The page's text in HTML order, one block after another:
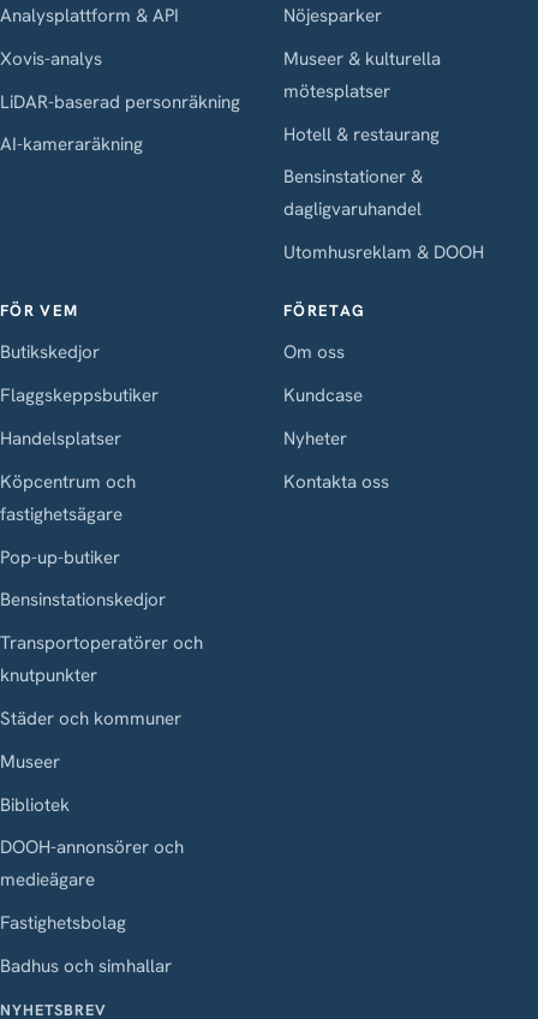
Analysplattform & API
Xovis-analys
LiDAR-baserad personräkning
AI-kameraräkning
Nöjesparker
Museer & kulturella
mötesplatser
Hotell & restaurang
Bensinstationer &
dagligvaruhandel
Utomhusreklam & DOOH
FÖR VEM
Butikskedjor
Flaggskeppsbutiker
Handelsplatser
Köpcentrum och
fastighetsägare
Pop-up-butiker
Bensinstationskedjor
Transportoperatörer och
knutpunkter
Städer och kommuner
Museer
Bibliotek
DOOH-annonsörer och
medieägare
Fastighetsbolag
Badhus och simhallar
FÖRETAG
Om oss
Kundcase
Nyheter
Kontakta oss
NYHETSBREV